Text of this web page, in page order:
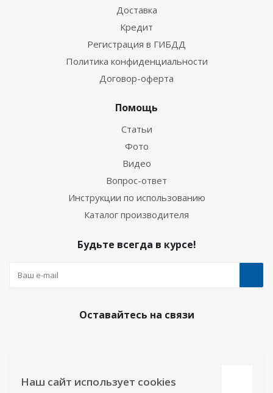
Доставка
Кредит
Регистрация в ГИБДД
Политика конфиденциальности
Договор-оферта
Помощь
Статьи
Фото
Видео
Вопрос-ответ
Инструкции по использованию
Каталог производителя
Будьте всегда в курсе!
Оставайтесь на связи
Наши контакты
Наш сайт использует cookies